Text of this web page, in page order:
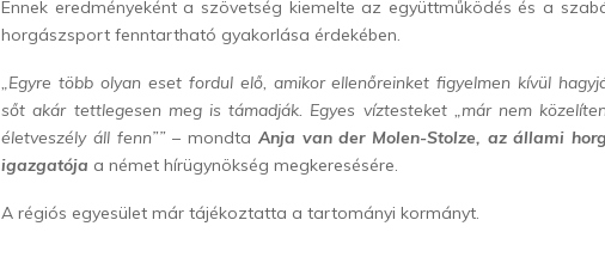
Ennek eredményeként a szövetség kiemelte az együttműködés és a
horgászsport fenntartható gyakorlása érdekében.
„Egyre több olyan eset fordul elő, amikor ellenőreinket figyelmen kívül
sőt akár tettlegesen meg is támadják. Egyes víztesteket „már nem
életveszély áll fenn”” – mondta Anja van der Molen-Stolze, az állami
igazgatója a német hírügynökség megkeresésére.
A régiós egyesület már tájékoztatta a tartományi kormányt.